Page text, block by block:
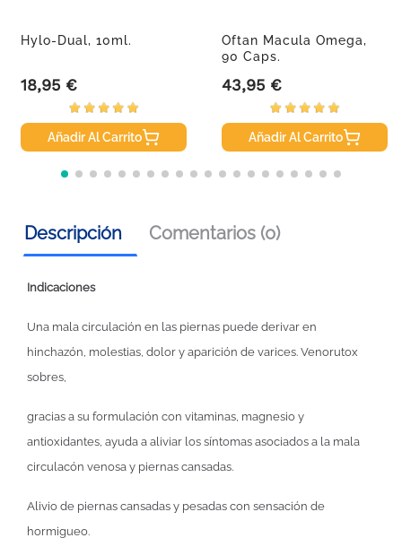
Hylo-Dual, 10ml.
Precio
18,95 €
Añadir Al Carrito
Oftan Macula Omega,
90 Caps.
Precio
43,95 €
Añadir Al Carrito
Descripción Comentarios (0)
Indicaciones
Una mala circulación en las piernas puede derivar en
hinchazón, molestias, dolor y aparición de varices. Venorutox
sobres,
gracias a su formulación con vitaminas, magnesio y
antioxidantes, ayuda a aliviar los síntomas asociados a la mala
circulacón venosa y piernas cansadas.
Alivio de piernas cansadas y pesadas con sensación de
hormigueo.